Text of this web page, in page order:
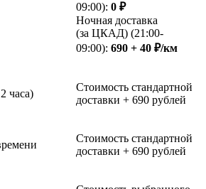
09:00): 0 ₽
Ночная доставка
(за ЦКАД) (21:00-
09:00): 690 + 40 ₽/км
часа)
Стоимость стандартной
доставки + 690 рублей
Стоимость стандартной
доставки + 690 рублей